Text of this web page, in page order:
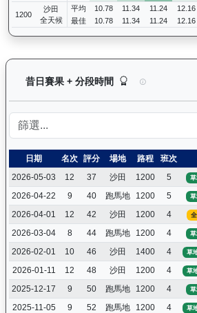
1200
沙田
全天候
平均 10.78 11.34 11.24 12.16
最佳
10.78 11.34 11.24 12.16
昔日賽果 + 分段時間 快活同盟
日期 名次 評分 場地 路程 班次
2026-05-03
12 37 沙田 1200 5
2026-04-22
9 40 跑馬地 1200 5
2026-04-01
12 42 沙田 1200 4
2026-03-04
8 44 跑馬地 1200 4
2026-02-01
10 46 沙田 1400 4 草
2026-01-11
12 48 沙田 1200 4 草
2025-12-17
9 50 跑馬地 1200 4
2025-11-05
9 52 跑馬地 1200 4 草